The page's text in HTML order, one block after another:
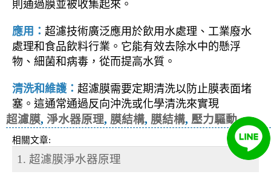
則通過膜並被收集起來。
應用： 超濾技術廣泛應用於飲用水處理、工業廢水
處理和食品飲料行業。它能有效去除水中的懸浮
物、細菌和病毒，從而提高水質。
清洗和維護： 超濾膜需要定期清洗以防止膜表面堵
塞。這通常通過反向沖洗或化學清洗來實現
超濾膜, 淨水器原理, 膜結構, 膜結構, 壓力驅動
相關文章:
1. 超濾膜淨水器原理